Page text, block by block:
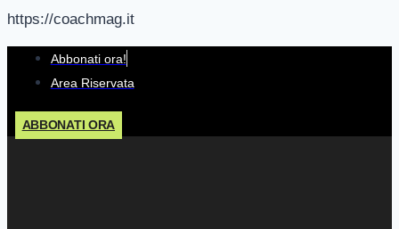
https://coachmag.it
Salta
contenuto
Abbonati ora!
Area Riservata
ABBONATI ORA